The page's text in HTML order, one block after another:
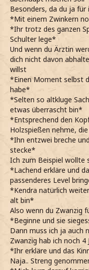
vergeblich versucht,
Ja ja... ich weiß,
Zwanzig...
*ihm die Zunge
Aber bis dahin bin ich
*eine kecke Geste
nehme*
*er sich nicht traut,
bin*
*den Becher so lange
er aufgibt*
Gewonnen... ätsch...
*den Teller mit dem
Nachtisch!
*zwinkernd sage
*die Augen voller
Boah... so
*das Stück aufesse
als er ebenfalls auf
und protestiere*
Wie, du stößt nicht
nurauf Hogwarts?
*ein gespielt
Äääächt jetzt?
*den Kopf hängen
beobachte*
*er mich aber schnell
Besonders, da du ja
*Mit einem Zwinkern
*Ihr trotz des ganzen
Schulter lege*
Und wenn du Ärztin
dich nicht davon
willst
*Einen Moment selbst
habe*
*Selten so altkluge
etwas überrascht bin*
*Entsprechend den
Holzspießen nehme,
*Ihn entzwei breche
stecke*
Ich zum Beispiel wollte
*Lachend erkläre und
passenderes Level
*Kendra natürlich
alt bin*
Also wenn du Zwanzig
*Beginne und sie
Dann muss ich ja auch
Zwanzig hab ich noch 4
*Ihr erkläre und das
Naja.. Streng